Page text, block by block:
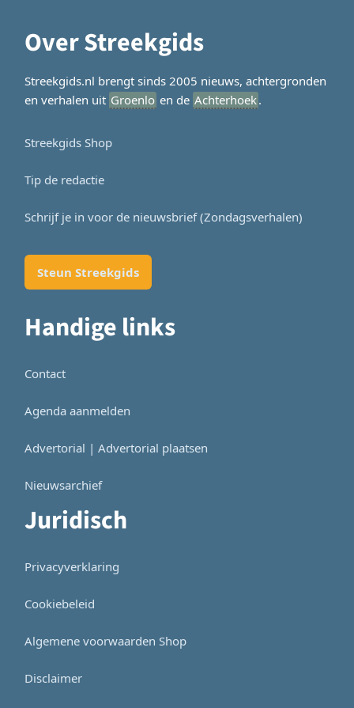
Over Streekgids
Streekgids.nl brengt sinds 2005 nieuws, achtergronden
en verhalen uit Groenlo en de Achterhoek.
Streekgids Shop
Tip de redactie
Schrijf je in voor de nieuwsbrief (Zondagsverhalen)
Steun Streekgids
Handige links
Contact
Agenda aanmelden
Advertorial | Advertorial plaatsen
Nieuwsarchief
Juridisch
Privacyverklaring
Cookiebeleid
Algemene voorwaarden Shop
Disclaimer